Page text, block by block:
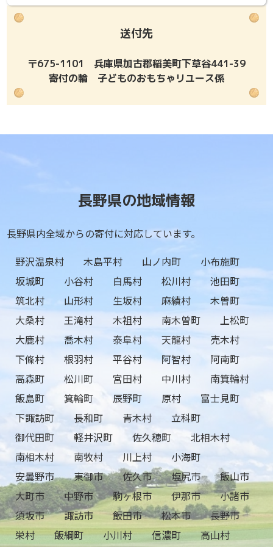
送付先
〒675-1101 兵庫県加古郡稲美町下草谷441-39
寄付の輪 子どものおもちゃリユース係
長野県の地域情報
長野県内全域からの寄付に対応しています。
野沢温泉村
木島平村 山ノ内町
小布施町
坂城町
小谷村 白馬村 松川村
池田町
筑北村
山形村 生坂村 麻績村
木曽町
大桑村
王滝村 木祖村 南木曽町
上松町
大鹿村
喬木村 泰阜村 天龍村
売木村
下條村
根羽村 平谷村 阿智村
阿南町
高森町
松川町 宮田村 中川村
南箕輪村
飯島町
箕輪町 辰野町 原村
富士見町
下諏訪町
長和町 青木村
立科町
御代田町
軽井沢町 佐久穂町
北相木村
南相木村
南牧村 川上村
小海町
安曇野市
東御市 佐久市 塩尻市
飯山市
大町市
中野市 駒ヶ根市 伊那市
小諸市
須坂市
諏訪市 飯田市 松本市
長野市
栄村
飯綱町 小川村 信濃町
高山村